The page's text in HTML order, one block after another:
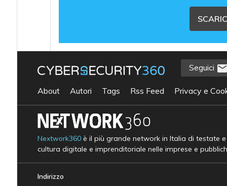
Seguici
About Autori Tags Rss Feed Privacy e
Nextwork360è il più grande network in Italia di testate
cultura digitale e imprenditoriale nelle imprese e
Indirizzo